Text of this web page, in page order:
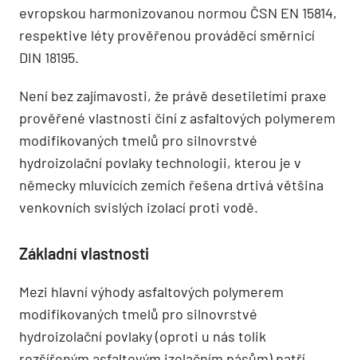
evropskou harmonizovanou normou ČSN EN 15814,
respektive léty prověřenou prováděcí směrnicí
DIN 18195.
Není bez zajímavosti, že právě desetiletími praxe
prověřené vlastnosti činí z asfaltových polymerem
modifikovaných tmelů pro silnovrstvé
hydroizolační povlaky technologii, kterou je v
německy mluvících zemích řešena drtivá většina
venkovních svislých izolací proti vodě.
Základní vlastnosti
Mezi hlavní výhody asfaltových polymerem
modifikovaných tmelů pro silnovrstvé
hydroizolační povlaky (oproti u nás tolik